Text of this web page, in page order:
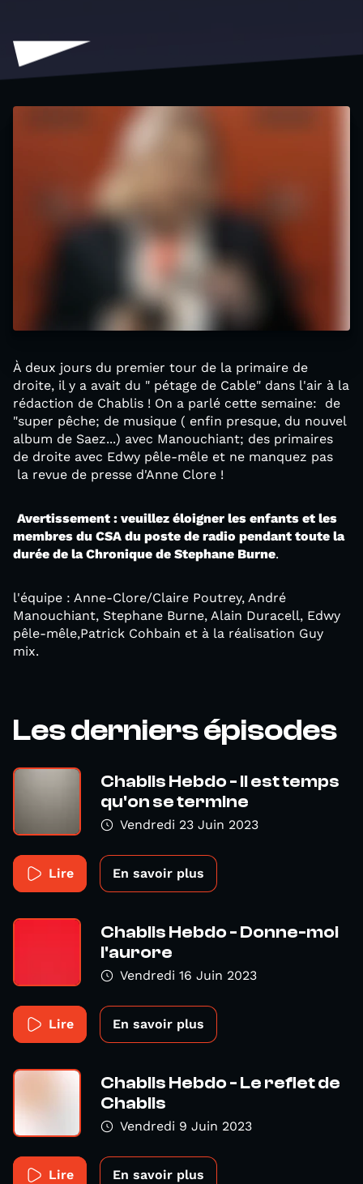
À deux jours du premier tour de la primaire de
droite, il y a avait du " pétage de Cable" dans l'air à la
rédaction de Chablis ! On a parlé cette semaine: de
"super pêche; de musique ( enfin presque, du nouvel
album de Saez...) avec Manouchiant; des primaires
de droite avec Edwy pêle-mêle et ne manquez pas
la revue de presse d'Anne Clore !
Avertissement : veuillez éloigner les enfants et les
membres du CSA du poste de radio pendant toute la
durée de la Chronique de Stephane Burne.
l'équipe : Anne-Clore/Claire Poutrey, André
Manouchiant, Stephane Burne, Alain Duracell, Edwy
pêle-mêle,Patrick Cohbain et à la réalisation Guy
mix.
Les derniers épisodes
Chablis Hebdo - Il est temps
qu'on se termine
Vendredi 23 Juin 2023
Lire En savoir plus
Chablis Hebdo - Donne-moi
l'aurore
Vendredi 16 Juin 2023
Lire En savoir plus
Chablis Hebdo - Le reflet de
Chablis
Vendredi 9 Juin 2023
Lire En savoir plus